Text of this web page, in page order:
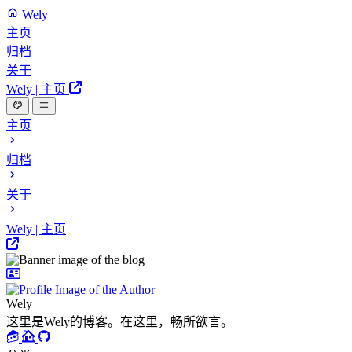
Wely
主页
归档
关于
Wely | 主页
主页
归档
关于
Wely | 主页
Wely
这里是Wely的博客。在这里，畅所欲言。